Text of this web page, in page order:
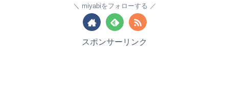
miyabiをフォローする
スポンサーリンク